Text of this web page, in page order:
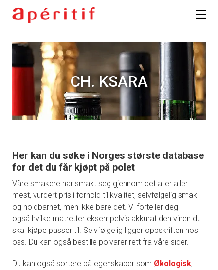
CH. KSARA
Her kan du søke i Norges største database
for det du får kjøpt på polet
Våre smakere har smakt seg gjennom det aller aller
mest, vurdert pris i forhold til kvalitet, selvfølgelig smak
og holdbarhet, men ikke bare det. Vi forteller deg
også hvilke matretter eksempelvis akkurat den vinen du
skal kjøpe passer til. Selvfølgelig ligger oppskriften hos
oss. Du kan også bestille polvarer rett fra våre sider.
Du kan også sortere på egenskaper som Økologisk,